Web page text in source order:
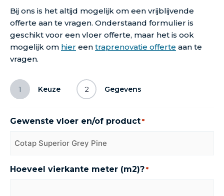
Bij ons is het altijd mogelijk om een vrijblijvende
offerte aan te vragen. Onderstaand formulier is
geschikt voor een vloer offerte, maar het is ook
mogelijk om hier een traprenovatie offerte aan te
vragen.
1 Keuze 2 Gegevens
Gewenste vloer en/of product *
Hoeveel vierkante meter (m2)? *